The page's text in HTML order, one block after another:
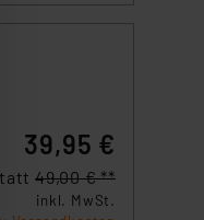
39,95 €
49,00 € **
inkl. MwSt.